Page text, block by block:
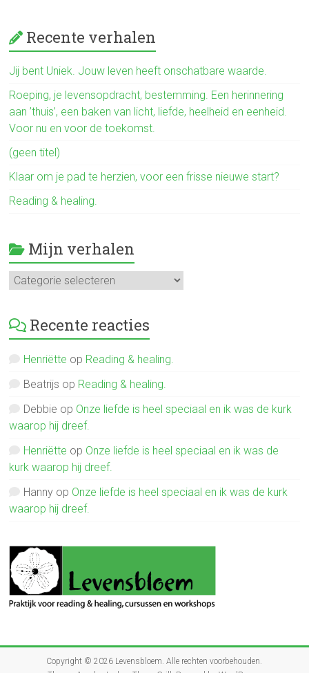
ce
b
o
ok
Recente verhalen
Jij bent Uniek. Jouw leven heeft onschatbare waarde.
Roeping, je levensopdracht, bestemming. Een herinnering
aan ’thuis’, een baken van licht, liefde, heelheid en eenheid.
Voor nu en voor de toekomst.
(geen titel)
Klaar om je pad te herzien, voor een frisse nieuwe start?
Reading & healing.
Mijn verhalen
Mijn
verhalen
Recente reacties
Henriëtte op Reading & healing.
Beatrijs op Reading & healing.
Debbie op Onze liefde is heel speciaal en ik was de kurk
waarop hij dreef.
Henriëtte op Onze liefde is heel speciaal en ik was de
kurk waarop hij dreef.
Hanny op Onze liefde is heel speciaal en ik was de kurk
waarop hij dreef.
Copyright © 2026 Levensbloem. Alle rechten voorbehouden.